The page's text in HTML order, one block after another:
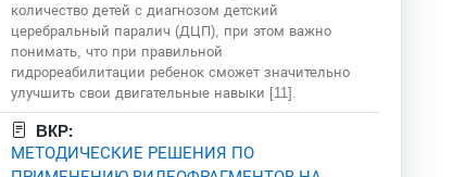
количество детей с диагнозом детский
церебральный паралич (ДЦП), при этом важно
понимать, что при правильной
гидрореабилитации ребенок сможет значительно
улучшить свои двигательные навыки [11].
ВКР:
МЕТОДИЧЕСКИЕ РЕШЕНИЯ ПО